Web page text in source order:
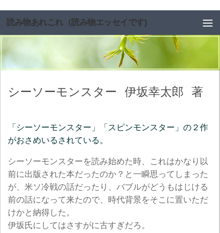
読み物あれこれ（読み物エッセイです)
シーソーモンスター 伊坂幸太郎 著
「シーソーモンスター」「スピンモンスター」の２作
がおさめいるされている。
シーソーモンスターを読み始めた時、これはかなり以
前に出版された本だったのか？と一瞬思ってしまった
が、米ソ冷戦の話だったり、バブルがどうもはじける
前の話になって来たので、時代背景をそこに置いただ
けかと納得した。
伊坂氏にしてはさすがに古すぎだろ。